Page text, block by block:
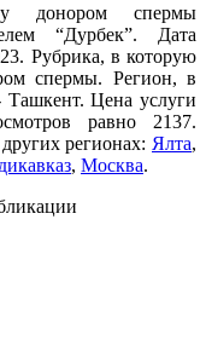
донором спермы
“Дурбек”. Дата
Рубрика, в которую
спермы. Регион, в
Ташкент. Цена услуги
равно 2137.
регионах: Ялта,
, Москва.